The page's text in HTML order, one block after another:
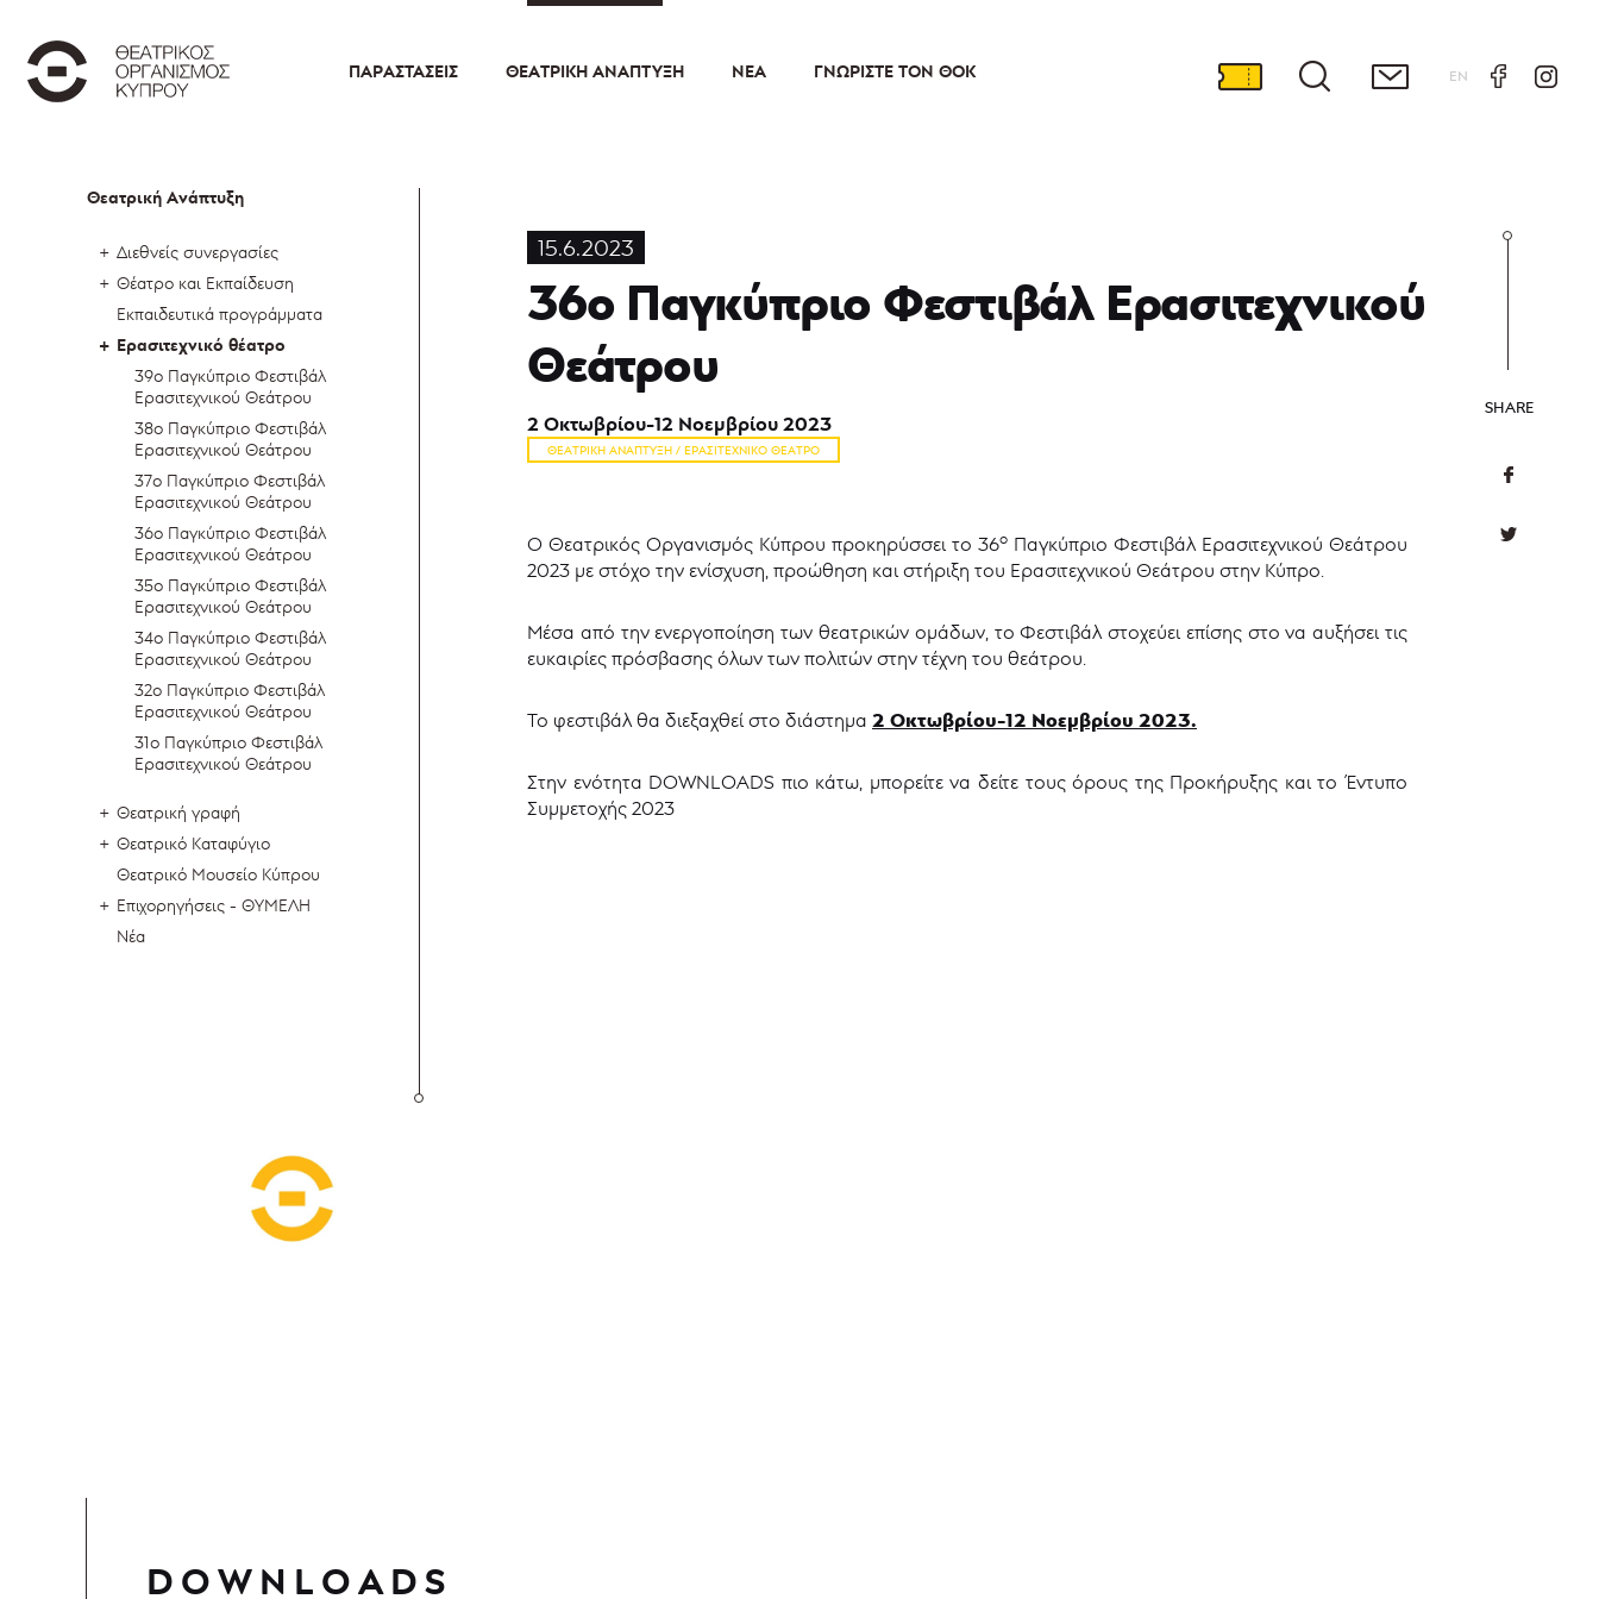
ΠΑΡΑΣΤΆΣΕΙΣ ΘΕΑΤΡΙΚΉ ΑΝΆΠΤΥΞΗ ΝΈΑ ΓΝΩΡΊΣΤΕ ΤΟΝ ΘΟΚ EN
15.6.2023
36ο Παγκύπριο Φεστιβάλ Ερασιτεχνικού
Θεάτρου
2 Οκτωβρίου-12 Νοεμβρίου 2023
ΘΕΑΤΡΙΚΉ ΑΝΆΠΤΥΞΗ / ΕΡΑΣΙΤΕΧΝΙΚΌ ΘΈΑΤΡΟ
SHARE
Ο Θεατρικός Οργανισμός Κύπρου προκηρύσσει το 36ο Παγκύπριο Φεστιβάλ Ερασιτεχνικού Θεάτρου
2023 με στόχο την ενίσχυση, προώθηση και στήριξη του Ερασιτεχνικού Θεάτρου στην Κύπρο.
Μέσα από την ενεργοποίηση των θεατρικών ομάδων, το Φεστιβάλ στοχεύει επίσης στο να αυξήσει τις
ευκαιρίες πρόσβασης όλων των πολιτών στην τέχνη του θεάτρου.
Το φεστιβάλ θα διεξαχθεί στο διάστημα 2 Οκτωβρίου-12 Νοεμβρίου 2023.
Στην ενότητα DOWNLOADS πιο κάτω, μπορείτε να δείτε τους όρους της Προκήρυξης και το Έντυπο
Συμμετοχής 2023
Θεατρική Ανάπτυξη
Διεθνείς συνεργασίες
Θέατρο και Εκπαίδευση
Εκπαιδευτικά προγράμματα
Ερασιτεχνικό θέατρο
39ο Παγκύπριο Φεστιβάλ
Ερασιτεχνικού Θεάτρου
38ο Παγκύπριο Φεστιβάλ
Ερασιτεχνικού Θεάτρου
37ο Παγκύπριο Φεστιβάλ
Ερασιτεχνικού Θεάτρου
36ο Παγκύπριο Φεστιβάλ
Ερασιτεχνικού Θεάτρου
35ο Παγκύπριο Φεστιβάλ
Ερασιτεχνικού Θεάτρου
34ο Παγκύπριο Φεστιβάλ
Ερασιτεχνικού Θεάτρου
32ο Παγκύπριο Φεστιβάλ
Ερασιτεχνικού Θεάτρου
31ο Παγκύπριο Φεστιβάλ
Ερασιτεχνικού Θεάτρου
Θεατρική γραφή
Θεατρικό Καταφύγιο
Θεατρικό Μουσείο Κύπρου
Επιχορηγήσεις - ΘΥΜΕΛΗ
Νέα
DOWNLOADS